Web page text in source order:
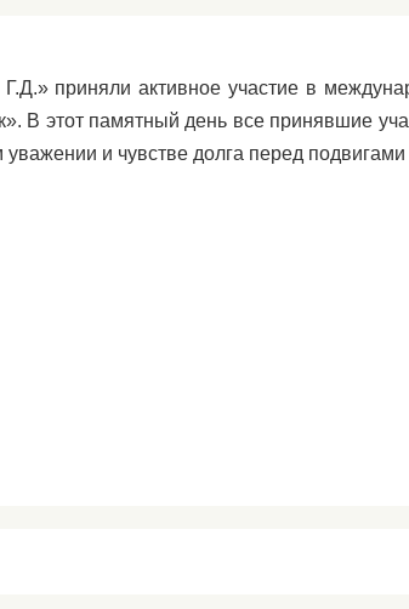
приняли активное участие в
В этот памятный день все принявшие
уважении и чувстве долга перед